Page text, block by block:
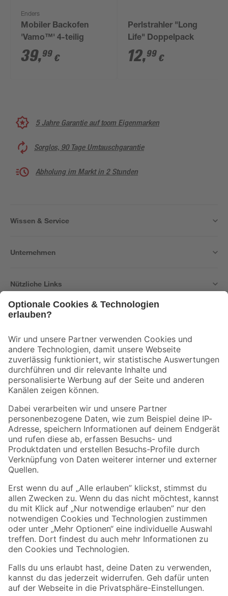
Enders
Mobiler Backofen
'Vamo™' 4-teilig
39,99 €
Perlstrahler "Long
Life" Doppelpack
12,99 €
5 Jahre Garantie auf toom Eigenmarken
Sorglos, 90 Tage Umtauschgarantie
Abholung im Markt in 2 Stunden
Wissen & Service
Unternehmen
Nützliche Links
Der toom Newsletter: Keine Angebote und Aktionen mehr verpassen!
Zur Newsletter Anmeldung
Folge uns
Zahlungsarten Versandarten
Sicher einkaufen
Jetzt die toom-App herunterladen
Alle Preisangaben in EUR inkl. gesetzl. MwSt.. Die dargestellten Angebote sind unter
Umständen nicht in allen Märkten verfügbar. Die angegebenen Verfügbarkeiten beziehen